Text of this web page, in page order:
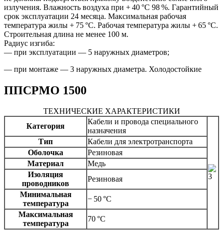
излучения. Влажность воздуха при + 40 °С 98 %. Гарантийный
срок эксплуатации 24 месяца. Максимальная рабочая
температура жилы + 75 °С. Рабочая температура жилы + 65 °С.
Строительная длина не менее 100 м.
Радиус изгиба:
— при эксплуатации — 5 наружных диаметров;
— при монтаже — 3 наружных диаметра. Холодостойкие
ППСРМО 1500
ТЕХНИЧЕСКИЕ ХАРАКТЕРИСТИКИ
Категория
Кабели и провода специального
назначения
Тип
Кабели для электротранспорта
Оболочка
Резиновая
Материал
Медь
Изоляция
проводников
Резиновая
Минимальная
температура
− 50 °C
Максимальная
температура
70 °C